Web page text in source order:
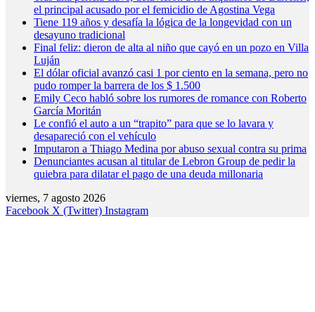
el principal acusado por el femicidio de Agostina Vega
Tiene 119 años y desafía la lógica de la longevidad con un
desayuno tradicional
Final feliz: dieron de alta al niño que cayó en un pozo en Villa
Luján
El dólar oficial avanzó casi 1 por ciento en la semana, pero no
pudo romper la barrera de los $ 1.500
Emily Ceco habló sobre los rumores de romance con Roberto
García Moritán
Le confió el auto a un “trapito” para que se lo lavara y
desapareció con el vehículo
Imputaron a Thiago Medina por abuso sexual contra su prima
Denunciantes acusan al titular de Lebron Group de pedir la
quiebra para dilatar el pago de una deuda millonaria
viernes, 7 agosto 2026
Facebook X (Twitter) Instagram